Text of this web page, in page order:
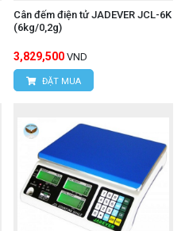
Cân đếm điện tử JADEVER JCL-6K
(6kg/0,2g)
3,829,500 VND
ĐẶT MUA